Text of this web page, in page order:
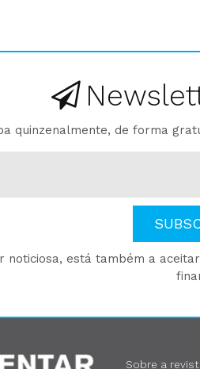
quinzenalmente, de forma
noticiosa, está também a
Sobre a